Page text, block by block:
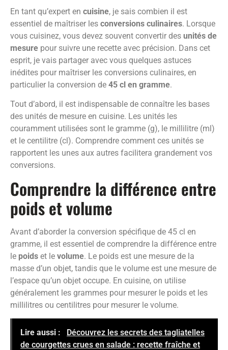
En tant qu’expert en cuisine, je sais combien il est
essentiel de maîtriser les conversions culinaires. Lorsque
vous cuisinez, vous devez souvent convertir des unités de
mesure pour suivre une recette avec précision. Dans cet
esprit, je vais partager avec vous quelques astuces
inédites pour maîtriser les conversions culinaires, en
particulier la conversion de 45 cl en gramme.
Tout d’abord, il est indispensable de connaître les bases
des unités de mesure en cuisine. Les unités les
couramment utilisées sont le gramme (g), le millilitre (ml)
et le centilitre (cl). Comprendre comment ces unités se
rapportent les unes aux autres facilitera grandement vos
conversions.
Comprendre la différence entre
poids et volume
Avant d’aborder la conversion spécifique de 45 cl en
gramme, il est essentiel de comprendre la différence entre
le poids et le volume. Le poids est une mesure de la
masse d’un objet, tandis que le volume est une mesure de
l’espace qu’un objet occupe. En cuisine, on utilise
généralement les grammes pour mesurer le poids et les
millilitres ou centilitres pour mesurer le volume.
Lire aussi :
Découvrez les secrets des tagliatelles
de courgettes crues en salade : recette fraîche et